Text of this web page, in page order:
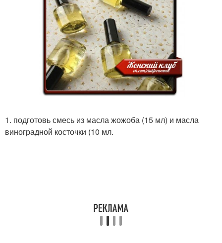
1. подготовь смесь из масла жожоба (15 мл) и масла
виноградной косточки (10 мл.